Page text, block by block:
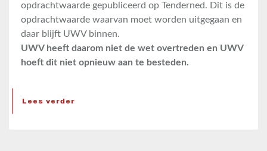
opdrachtwaarde gepubliceerd op Tenderned. Dit is de
opdrachtwaarde waarvan moet worden uitgegaan en
daar blijft UWV binnen.
UWV heeft daarom niet de wet overtreden en UWV
hoeft dit niet opnieuw aan te besteden.
Lees verder